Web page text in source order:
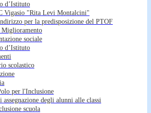
d’Istituto
Vigasio "Rita Levi Montalcini"
per la predisposizione del PTOF
Miglioramento
sociale
d’Istituto
scolastico
per l'Inclusione
degli alunni alle classi
scuola